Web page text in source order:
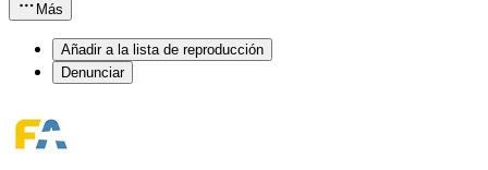
Más
Añadir a la lista de reproducción
Denunciar